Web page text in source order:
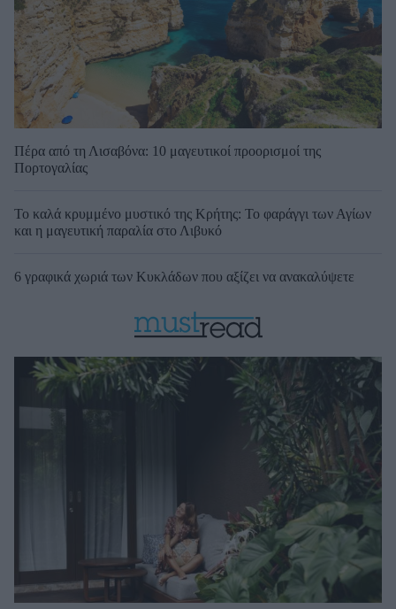
Πέρα από τη Λισαβόνα: 10 μαγευτικοί προορισμοί της
Πορτογαλίας
Το καλά κρυμμένο μυστικό της Κρήτης: Το φαράγγι των Αγίων
και η μαγευτική παραλία στο Λιβυκό
6 γραφικά χωριά των Κυκλάδων που αξίζει να ανακαλύψετε